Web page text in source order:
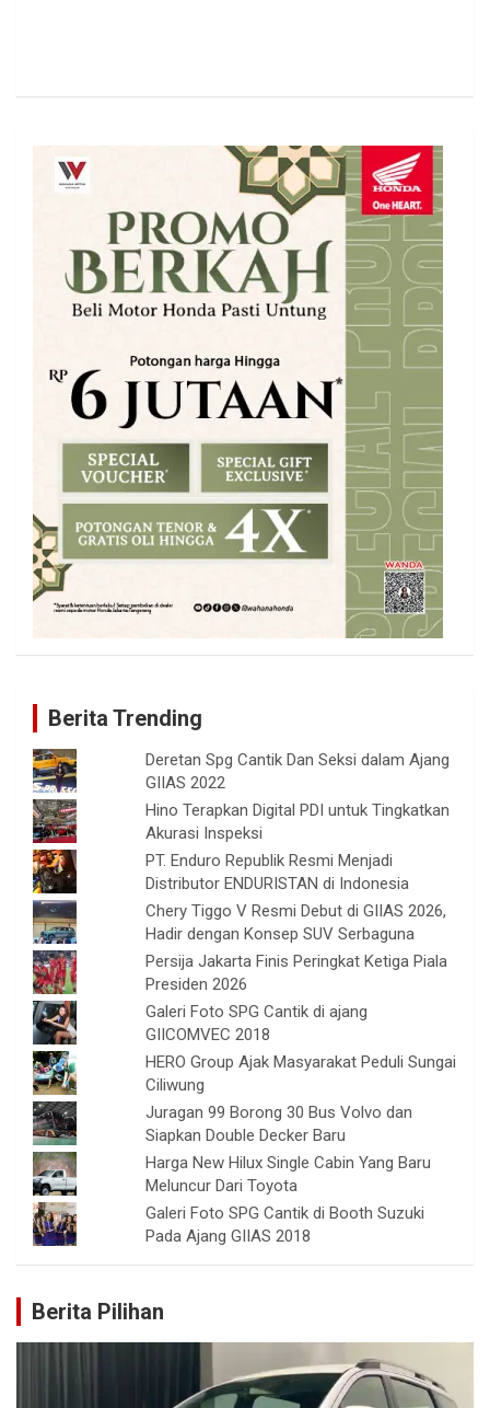
Berita Trending
Deretan Spg Cantik Dan Seksi dalam Ajang
GIIAS 2022
Hino Terapkan Digital PDI untuk Tingkatkan
Akurasi Inspeksi
PT. Enduro Republik Resmi Menjadi
Distributor ENDURISTAN di Indonesia
Chery Tiggo V Resmi Debut di GIIAS 2026,
Hadir dengan Konsep SUV Serbaguna
Persija Jakarta Finis Peringkat Ketiga Piala
Presiden 2026
Galeri Foto SPG Cantik di ajang
GIICOMVEC 2018
HERO Group Ajak Masyarakat Peduli Sungai
Ciliwung
Juragan 99 Borong 30 Bus Volvo dan
Siapkan Double Decker Baru
Harga New Hilux Single Cabin Yang Baru
Meluncur Dari Toyota
Galeri Foto SPG Cantik di Booth Suzuki
Pada Ajang GIIAS 2018
Berita Pilihan